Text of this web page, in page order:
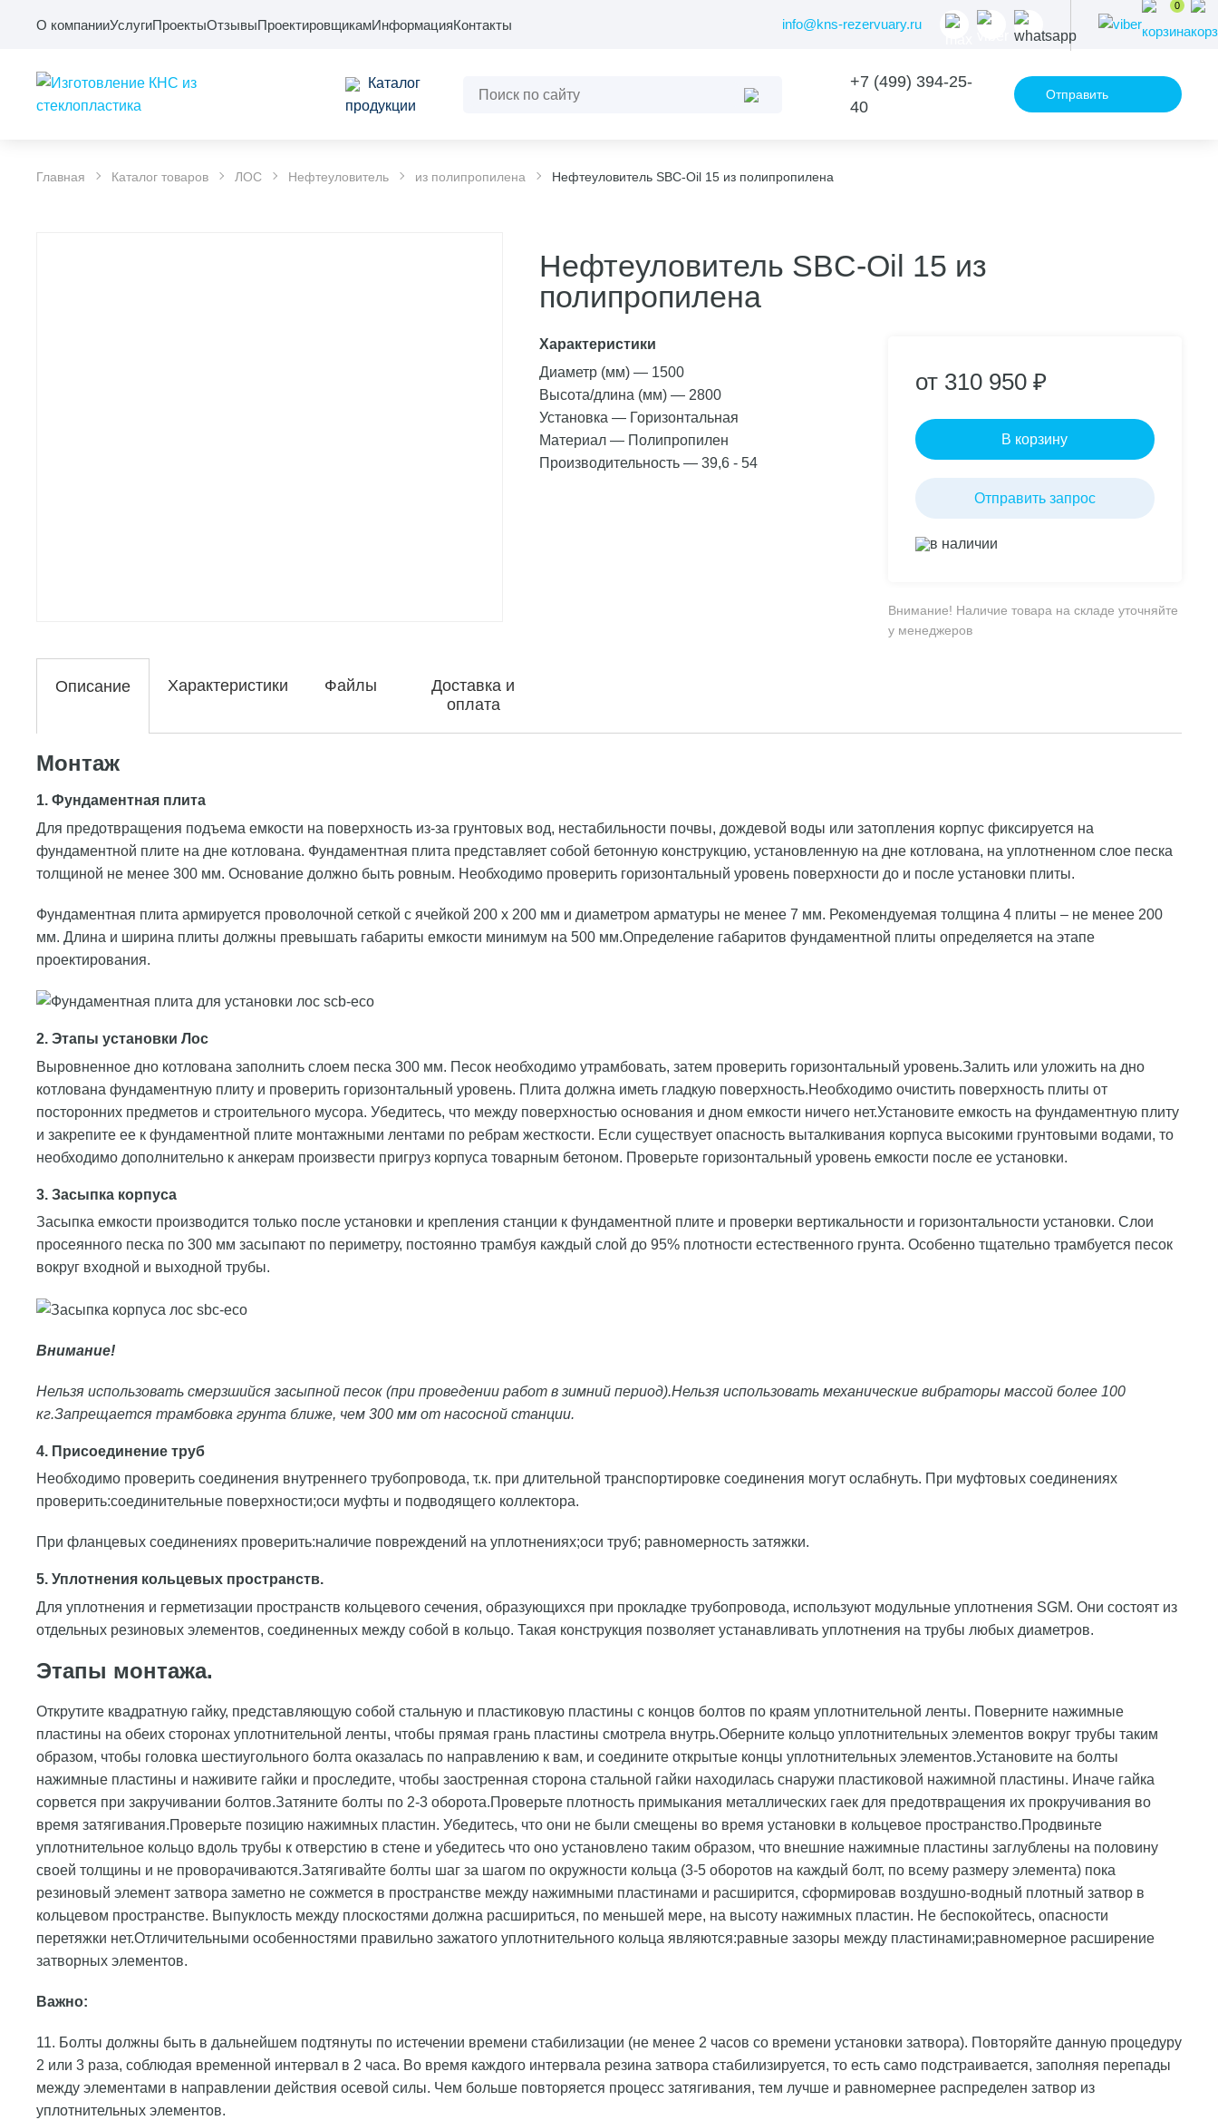
О компанииУслугиПроектыОтзывыПроектировщикамИнформацияКонтакты info@kns-rezervuary.ru
0
Каталог
продукции
+7 (499) 394-25-
40
Отправить
Главная Каталог товаров ЛОС Нефтеуловитель из полипропилена Нефтеуловитель SBC-Oil 15 из полипропилена
Нефтеуловитель SBC-Oil 15 из
полипропилена
Характеристики
Диаметр (мм) — 1500
Высота/длина (мм) — 2800
Установка — Горизонтальная
Материал — Полипропилен
Производительность — 39,6 - 54
от 310 950 ₽
В корзину
Отправить запрос
в наличии
Внимание! Наличие товара на складе уточняйте
у менеджеров
Описание Характеристики Файлы
Доставка и
оплата
Монтаж
1. Фундаментная плита
Для предотвращения подъема емкости на поверхность из-за грунтовых вод, нестабильности почвы, дождевой воды или затопления корпус фиксируется на
фундаментной плите на дне котлована. Фундаментная плита представляет собой бетонную конструкцию, установленную на дне котлована, на уплотненном слое песка
толщиной не менее 300 мм. Основание должно быть ровным. Необходимо проверить горизонтальный уровень поверхности до и после установки плиты.
Фундаментная плита армируется проволочной сеткой с ячейкой 200 х 200 мм и диаметром арматуры не менее 7 мм. Рекомендуемая толщина 4 плиты – не менее 200
мм. Длина и ширина плиты должны превышать габариты емкости минимум на 500 мм.Определение габаритов фундаментной плиты определяется на этапе
проектирования.
2. Этапы установки Лос
Выровненное дно котлована заполнить слоем песка 300 мм. Песок необходимо утрамбовать, затем проверить горизонтальный уровень.Залить или уложить на дно
котлована фундаментную плиту и проверить горизонтальный уровень. Плита должна иметь гладкую поверхность.Необходимо очистить поверхность плиты от
посторонних предметов и строительного мусора. Убедитесь, что между поверхностью основания и дном емкости ничего нет.Установите емкость на фундаментную плиту
и закрепите ее к фундаментной плите монтажными лентами по ребрам жесткости. Если существует опасность выталкивания корпуса высокими грунтовыми водами, то
необходимо дополнительно к анкерам произвести пригруз корпуса товарным бетоном. Проверьте горизонтальный уровень емкости после ее установки.
3. Засыпка корпуса
Засыпка емкости производится только после установки и крепления станции к фундаментной плите и проверки вертикальности и горизонтальности установки. Слои
просеянного песка по 300 мм засыпают по периметру, постоянно трамбуя каждый слой до 95% плотности естественного грунта. Особенно тщательно трамбуется песок
вокруг входной и выходной трубы.
Внимание!
Нельзя использовать смерзшийся засыпной песок (при проведении работ в зимний период).Нельзя использовать механические вибраторы массой более 100
кг.Запрещается трамбовка грунта ближе, чем 300 мм от насосной станции.
4. Присоединение труб
Необходимо проверить соединения внутреннего трубопровода, т.к. при длительной транспортировке соединения могут ослабнуть. При муфтовых соединениях
проверить:соединительные поверхности;оси муфты и подводящего коллектора.
При фланцевых соединениях проверить:наличие повреждений на уплотнениях;оси труб; равномерность затяжки.
5. Уплотнения кольцевых пространств.
Для уплотнения и герметизации пространств кольцевого сечения, образующихся при прокладке трубопровода, используют модульные уплотнения SGM. Они состоят из
отдельных резиновых элементов, соединенных между собой в кольцо. Такая конструкция позволяет устанавливать уплотнения на трубы любых диаметров.
Этапы монтажа.
Открутите квадратную гайку, представляющую собой стальную и пластиковую пластины с концов болтов по краям уплотнительной ленты. Поверните нажимные
пластины на обеих сторонах уплотнительной ленты, чтобы прямая грань пластины смотрела внутрь.Оберните кольцо уплотнительных элементов вокруг трубы таким
образом, чтобы головка шестиугольного болта оказалась по направлению к вам, и соедините открытые концы уплотнительных элементов.Установите на болты
нажимные пластины и наживите гайки и проследите, чтобы заостренная сторона стальной гайки находилась снаружи пластиковой нажимной пластины. Иначе гайка
сорвется при закручивании болтов.Затяните болты по 2-3 оборота.Проверьте плотность примыкания металлических гаек для предотвращения их прокручивания во
время затягивания.Проверьте позицию нажимных пластин. Убедитесь, что они не были смещены во время установки в кольцевое пространство.Продвиньте
уплотнительное кольцо вдоль трубы к отверстию в стене и убедитесь что оно установлено таким образом, что внешние нажимные пластины заглублены на половину
своей толщины и не проворачиваются.Затягивайте болты шаг за шагом по окружности кольца (3-5 оборотов на каждый болт, по всему размеру элемента) пока
резиновый элемент затвора заметно не сожмется в пространстве между нажимными пластинами и расширится, сформировав воздушно-водный плотный затвор в
кольцевом пространстве. Выпуклость между плоскостями должна расшириться, по меньшей мере, на высоту нажимных пластин. Не беспокойтесь, опасности
перетяжки нет.Отличительными особенностями правильно зажатого уплотнительного кольца являются:равные зазоры между пластинами;равномерное расширение
затворных элементов.
Важно:
11. Болты должны быть в дальнейшем подтянуты по истечении времени стабилизации (не менее 2 часов со времени установки затвора). Повторяйте данную процедуру
2 или 3 раза, соблюдая временной интервал в 2 часа. Во время каждого интервала резина затвора стабилизируется, то есть само подстраивается, заполняя перепады
между элементами в направлении действия осевой силы. Чем больше повторяется процесс затягивания, тем лучше и равномернее распределен затвор из
уплотнительных элементов.